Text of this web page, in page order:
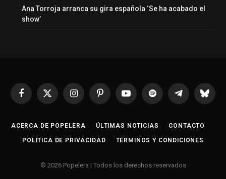
Ana Torroja arranca su gira española ‘Se ha acabado el
show’
Facebook
X
InstagramPinterestYouTubeSpotify Telegrama
ACERCA DE POPELERA ÚLTIMAS NOTICIAS CONTACTO
POLÍTICA DE PRIVACIDAD TÉRMINOS Y CONDICIONES
© 2026 Popelera | Todos los derechos reservados